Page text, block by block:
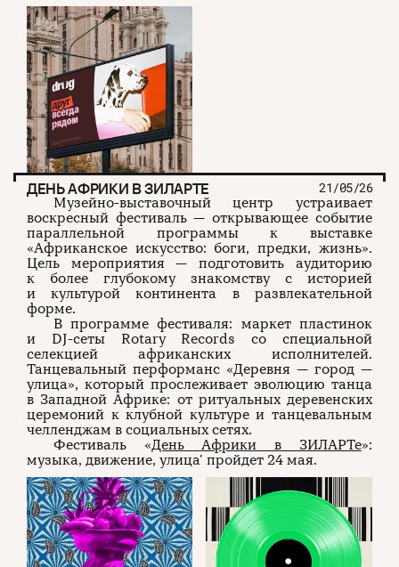
ДЕНЬ АФРИКИ В ЗИЛАРТЕ 21/05/26
Музейно-выставочный центр устраивает
воскресный фестиваль — открывающее событие
параллельной программы к выставке
«Африканское искусство: боги, предки, жизнь».
Цель мероприятия — подготовить аудиторию
к более глубокому знакомству с историей
и культурой континента в развлекательной
форме.
В программе фестиваля: маркет пластинок
и DJ-сеты Rotary Records со специальной
селекцией африканских исполнителей.
Танцевальный перформанс «Деревня — город —
улица», который прослеживает эволюцию танца
в Западной Африке: от ритуальных деревенских
церемоний к клубной культуре и танцевальным
челленджам в социальных сетях.
Фестиваль «День Африки в ЗИЛАРТе»:
музыка, движение, улица' пройдет 24 мая.